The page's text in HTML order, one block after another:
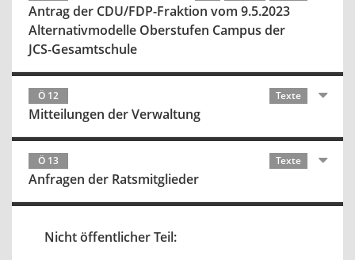
Antrag der CDU/FDP-Fraktion vom 9.5.2023
Alternativmodelle Oberstufen Campus der
JCS-Gesamtschule
Ö 12 Texte
Mitteilungen der Verwaltung
Ö 13 Texte
Anfragen der Ratsmitglieder
Nicht öffentlicher Teil: